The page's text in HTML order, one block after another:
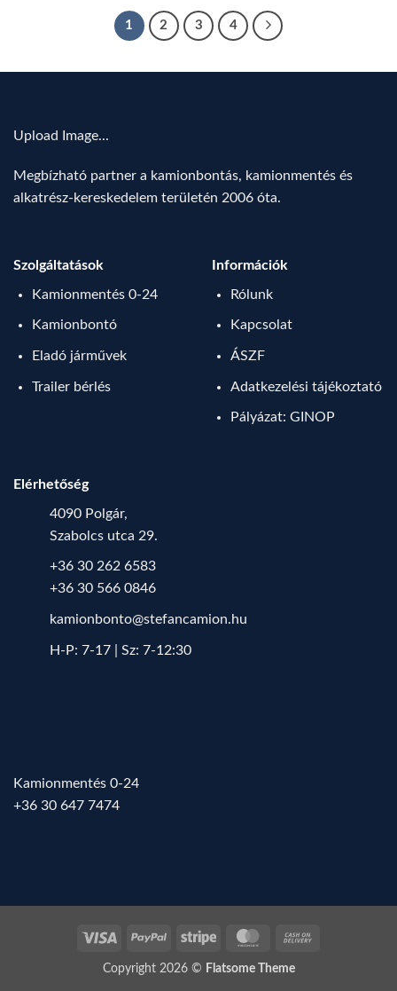
1 2 3 4
Upload Image...
Megbízható partner a kamionbontás, kamionmentés és
alkatrész-kereskedelem területén 2006 óta.
Szolgáltatások
Kamionmentés 0-24
Kamionbontó
Eladó járművek
Trailer bérlés
Információk
Rólunk
Kapcsolat
ÁSZF
Adatkezelési tájékoztató
Pályázat: GINOP
Elérhetőség
4090 Polgár,
Szabolcs utca 29.
+36 30 262 6583
+36 30 566 0846
kamionbonto@stefancamion.hu
H-P: 7-17 | Sz: 7-12:30
Kamionmentés 0-24
+36 30 647 7474
Visa PayPal Stripe MasterCard
Copyright 2026 © Flatsome Theme